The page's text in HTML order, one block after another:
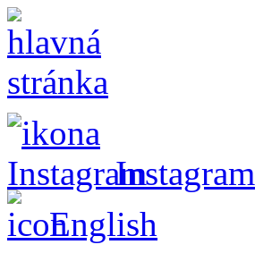
Instagram
English